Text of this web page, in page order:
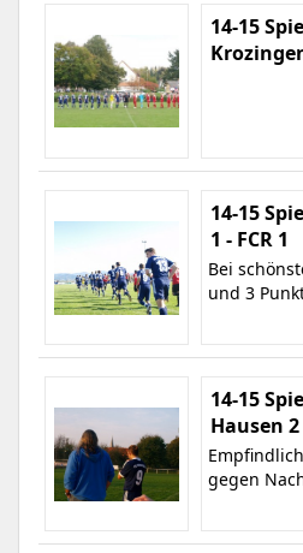
14-15
14-15
1 - FCR 1
Bei
und 3
14-15
Hausen 2
gegen